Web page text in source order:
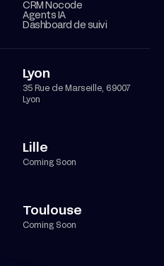
CRM Nocode
Agents IA
Dashboard de suivi
Lyon
35 Rue de Marseille, 69007
Lyon
Lille
Coming Soon
Toulouse
Coming Soon